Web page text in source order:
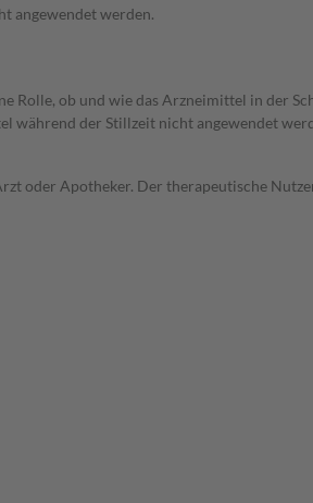
angewendet werden.
Rolle, ob und wie das Arzneimittel in der
während der Stillzeit nicht angewendet
oder Apotheker. Der therapeutische